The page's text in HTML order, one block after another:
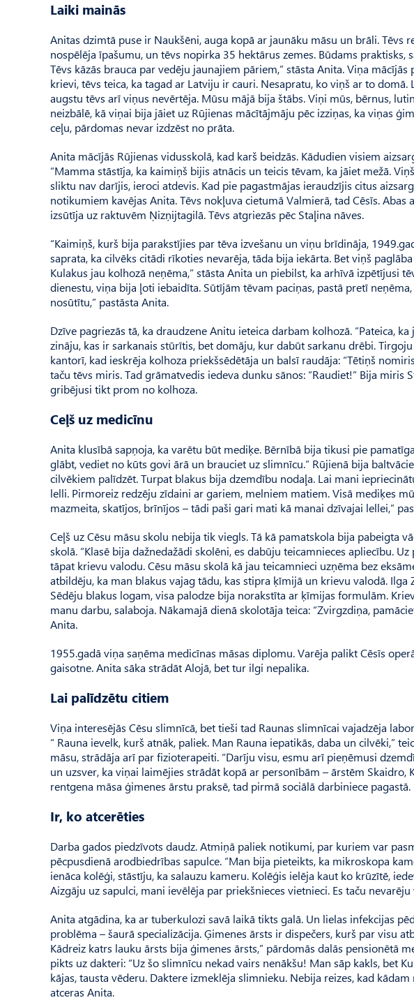
Laiki mainās
Anitas dzimtā puse ir Naukšēni, auga kopā ar jaunāku māsu un brāli. Tēvs
nospēlēja īpašumu, un tēvs nopirka 35 hektārus zemes. Būdams praktisks,
Tēvs kāzās brauca par vedēju jaunajiem pāriem,” stāsta Anita. Viņa
krievi, tēvs teica, ka tagad ar Latviju ir cauri. Nesapratu, ko viņš ar to
augstu tēvs arī viņus nevērtēja. Mūsu mājā bija štābs. Viņi mūs, bērnus,
neizbālē, kā viņai bija jāiet uz Rūjienas mācītājmāju pēc izziņas, ka viņas
ceļu, pārdomas nevar izdzēst no prāta.
Anita mācījās Rūjienas vidusskolā, kad karš beidzās. Kādudien visiem
“Mamma stāstīja, ka kaimiņš bijis atnācis un teicis tēvam, ka jāiet mežā.
sliktu nav darījis, ieroci atdevis. Kad pie pagastmājas ieraudzījis citus
notikumiem kavējas Anita. Tēvs nokļuva cietumā Valmierā, tad Cē­sīs.
izsūtīja uz raktuvēm Ņizņijtagilā. Tēvs atgriezās pēc Staļina nāves.
“Kaimiņš, kurš bija parakstījies par tēva izvešanu un viņu brīdināja,
saprata, ka cilvēks citādi rīkoties nevarēja, tāda bija iekārta. Bet viņš
Kulakus jau kolhozā neņēma,” stāsta Anita un piebilst, ka arhīvā izpētījusi
dienestu, viņa bija ļoti iebaidīta. Sūtījām tēvam paciņas, pastā pretī
nosūtītu,” pastāsta Anita.
Dzīve pagriezās tā, ka draudzene Anitu ieteica darbam kolhozā. “Pateica,
zināju, kas ir sarkanais stūrītis, bet domāju, kur dabūt sarkanu drēbi.
kantorī, kad ieskrēja kolhoza priekšsēdētāja un balsī raudāja: “Tētiņš
taču tēvs miris. Tad grāmatvedis iedeva dunku sānos: “Raudiet!” Bija miris
gribējusi tikt prom no kolhoza.
Ceļš uz medicīnu
Anita klusībā sapņoja, ka varētu būt mediķe. Bērnībā bija tikusi pie
glābt, vediet no kūts govi ārā un brauciet uz slimnīcu.” Rūjienā bija
cilvēkiem palīdzēt. Turpat blakus bija dzemdību nodaļa. Lai mani
lelli. Pirmoreiz redzēju zīdaini ar gariem, melniem matiem. Visā mediķes
mazmeita, skatījos, brīnījos – tādi paši gari mati kā manai dzīvajai lellei,”
Ceļš uz Cēsu māsu skolu nebija tik viegls. Tā kā pamatskola bija pabeigta
skolā. “Klasē bija dažnedažādi skolēni, es dabūju teicamnieces apliecību.
tāpat krievu valodu. Cēsu māsu skolā kā jau teicamnieci uzņēma bez
atbildēju, ka man blakus vajag tādu, kas stipra ķīmijā un krievu valodā.
Sēdēju blakus logam, visa palodze bija norakstīta ar ķīmijas formulām.
manu darbu, salaboja. Nākamajā dienā skolotāja teica: “Zvirgzdiņa,
Anita.
1955.gadā viņa saņēma medicīnas māsas diplomu. Varēja palikt Cēsīs
gaisotne. Anita sāka strādāt Alojā, bet tur ilgi nepalika.
Lai palīdzētu citiem
Viņa interesējās Cēsu slimnīcā, bet tieši tad Raunas slimnīcai vajadzēja
“ Rauna ievelk, kurš atnāk, paliek. Man Rauna iepatikās, daba un cilvēki,”
māsu, strādāja arī par fizioterapeiti. “Darīju visu, esmu arī pieņēmusi
un uzsver, ka viņai laimējies strādāt kopā ar personībām – ārstēm Skaidro,
rentgena māsa ģimenes ārstu praksē, tad pirmā sociālā darbiniece pagastā.
Ir, ko atcerēties
Darba gados piedzīvots daudz. Atmiņā paliek notikumi, par kuriem var
pēcpusdienā arodbiedrības sapulce. “Man bija pieteikts, ka mikroskopa
ienāca kolēģi, stāstīju, ka salauzu kameru. Kolēģis ielēja kaut ko krūzītē,
Aizgāju uz sapulci, mani ievēlēja par priekšnieces vietnieci. Es taču
Anita atgādina, ka ar tuberkulozi savā laikā tikts galā. Un lielas infekcijas
prob­lēma – šaurā specializācija. Ģimenes ārsts ir dispečers, kurš par visu
Kādreiz katrs lauku ārsts bija ģimenes ārsts,” pārdomās dalās pensionētā
pikts uz dakteri: “Uz šo slimnīcu nekad vairs nenākšu! Man sāp kakls, bet
kājas, tausta vēderu. Daktere izmeklēja slimnieku. Nebija reizes, kad
atceras Anita.